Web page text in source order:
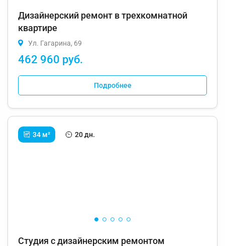
Дизайнерский ремонт в трехкомнатной
квартире
Ул. Гагарина, 69
462 960 руб.
Подробнее
34 м² 20 дн.
Студия с дизайнерским ремонтом